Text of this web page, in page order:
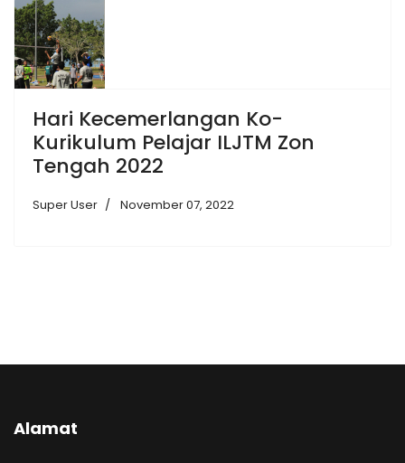
Hari Kecemerlangan Ko-
Kurikulum Pelajar ILJTM Zon
Tengah 2022
Super User November 07, 2022
Alamat